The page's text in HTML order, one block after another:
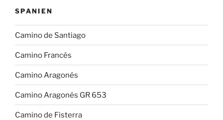
SPANIEN
Camino de Santiago
Camino Francés
Camino Aragonés
Camino Aragonés GR 653
Camino de Fisterra